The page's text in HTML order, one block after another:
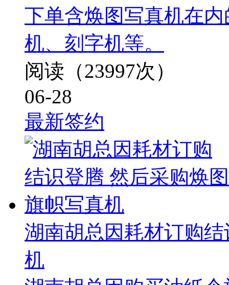
下单含焕图写真机在
机、刻字机等。
阅读（23997次）
06-28
最新签约
湖南胡总因耗材订购
机